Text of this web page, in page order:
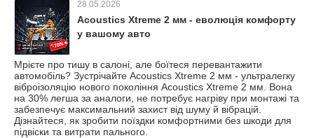
28.05.2026
Acoustics Xtreme 2 мм - еволюція комфорту
у вашому авто
Мрієте про тишу в салоні, але боїтеся перевантажити
автомобіль? Зустрічайте Acoustics Xtreme 2 мм - ультралегку
віброізоляцію нового покоління Acoustics Xtreme 2 мм. Вона
на 30% легша за аналоги, не потребує нагріву при монтажі та
забезпечує максимальний захист від шуму й вібрацій.
Дізнайтеся, як зробити поїздки комфортними без шкоди для
підвіски та витрати пального.